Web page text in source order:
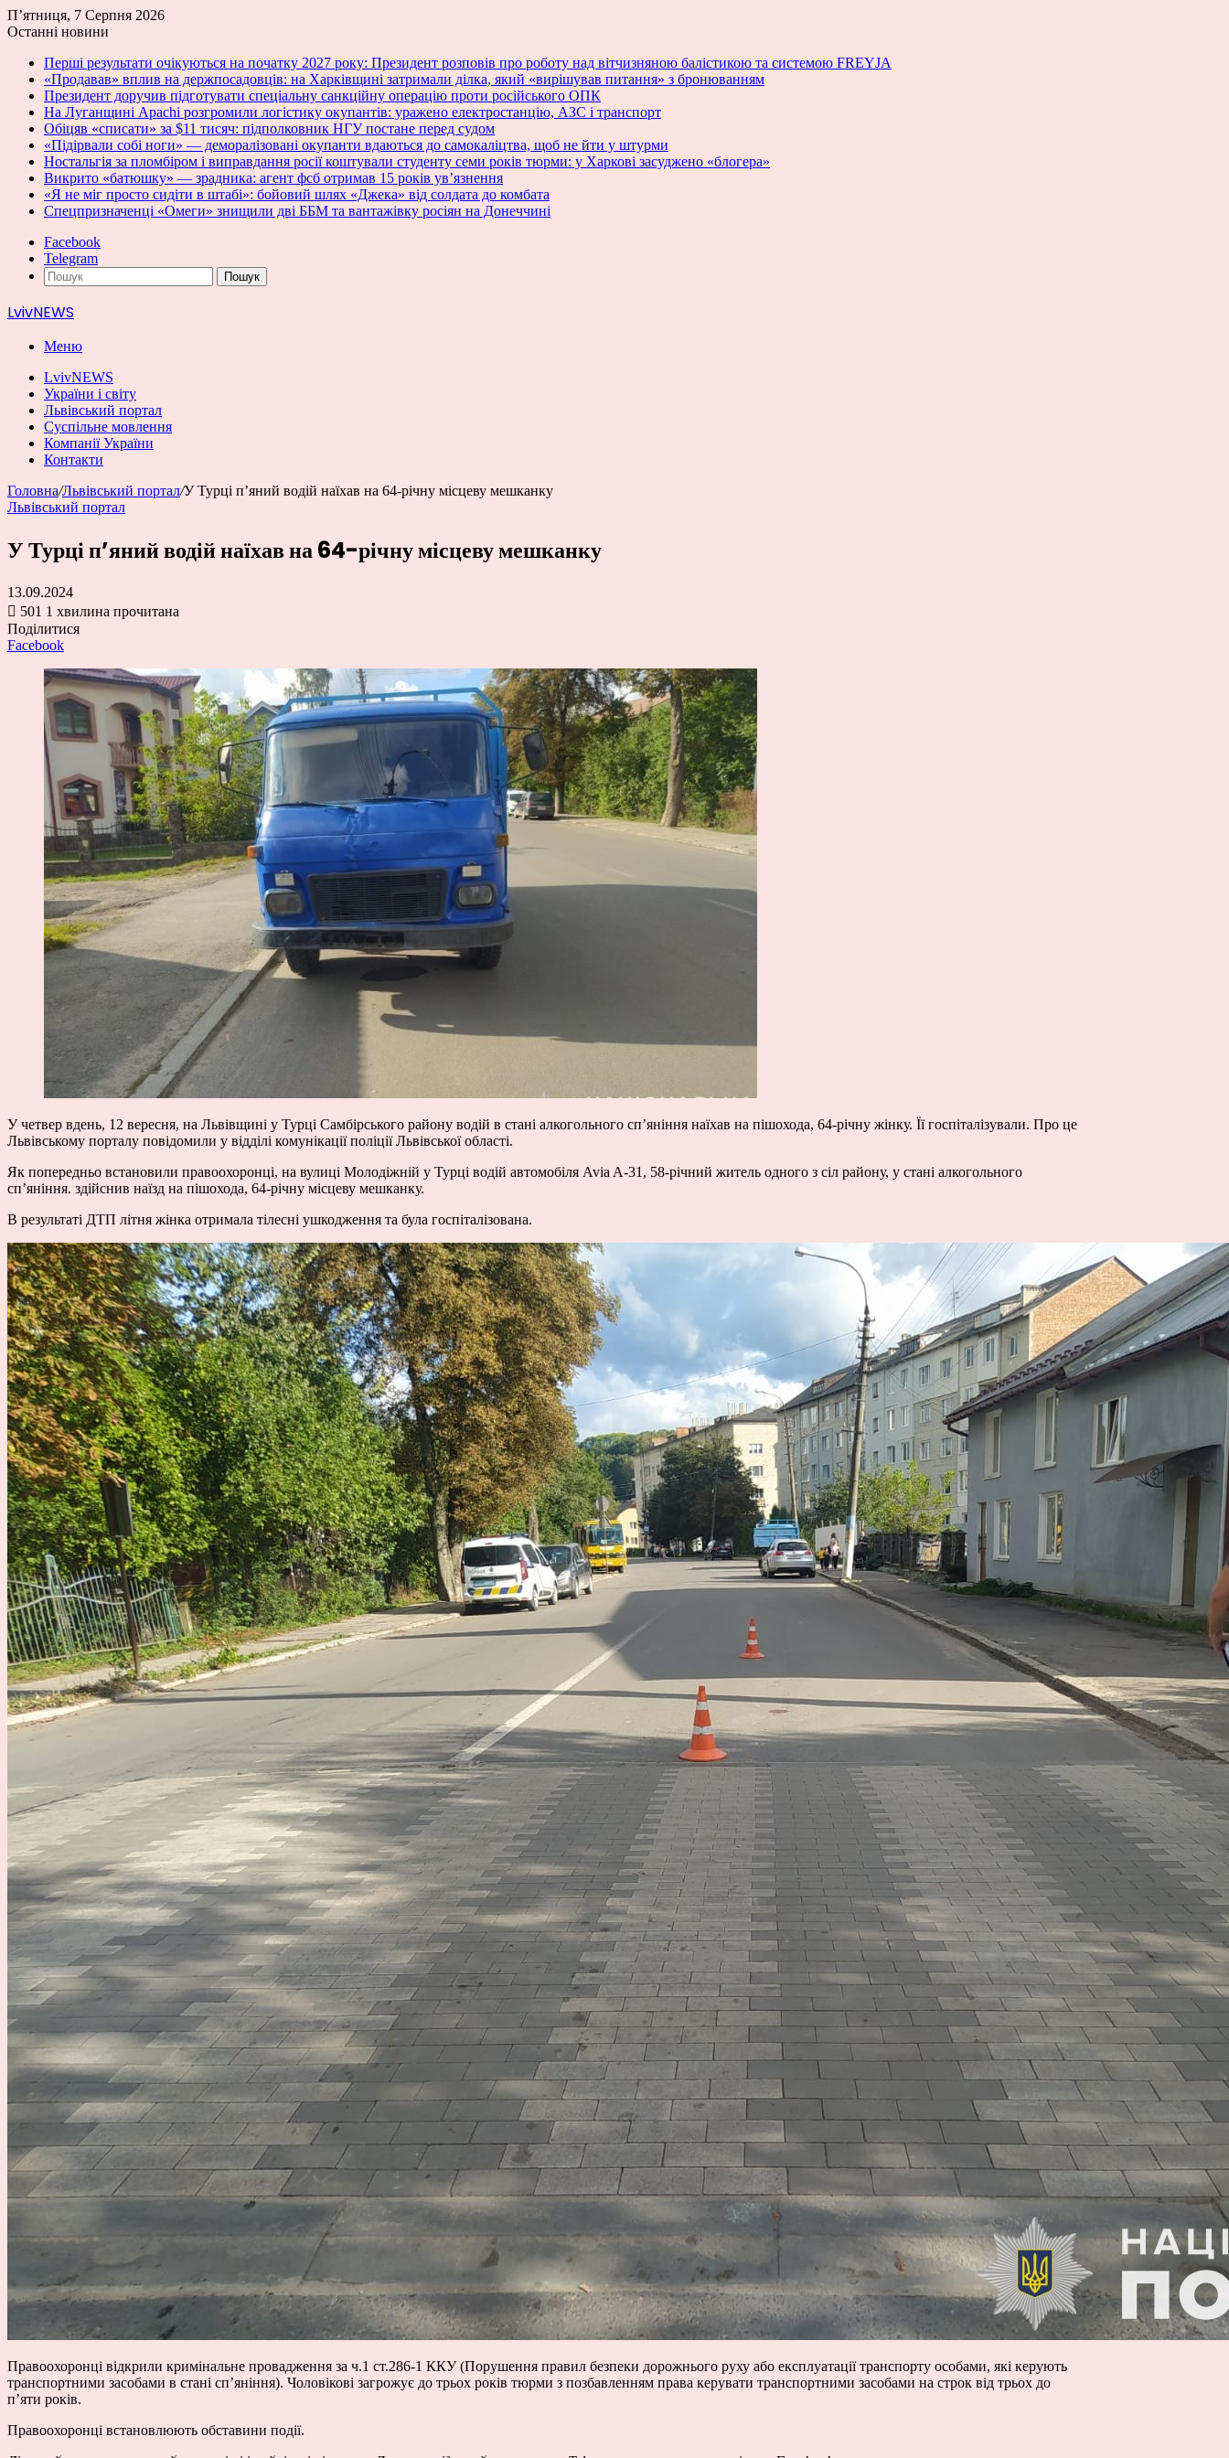
П’ятниця, 7 Серпня 2026
Останні новини
Перші результати очікуються на початку 2027 року: Президент розповів про роботу над вітчизняною балістикою та системою FREYJA
«Продавав» вплив на держпосадовців: на Харківщині затримали ділка, який «вирішував питання» з бронюванням
Президент доручив підготувати спеціальну санкційну операцію проти російського ОПК
На Луганщині Apachi розгромили логістику окупантів: уражено електростанцію, АЗС і транспорт
Обіцяв «списати» за $11 тисяч: підполковник НГУ постане перед судом
«Підірвали собі ноги» — деморалізовані окупанти вдаються до самокаліцтва, щоб не йти у штурми
Ностальгія за пломбіром і виправдання росії коштували студенту семи років тюрми: у Харкові засуджено «блогера»
Викрито «батюшку» — зрадника: агент фсб отримав 15 років ув’язнення
«Я не міг просто сидіти в штабі»: бойовий шлях «Джека» від солдата до комбата
Спецпризначенці «Омеги» знищили дві ББМ та вантажівку росіян на Донеччині
Facebook
Telegram
Пошук
LvivNEWS
Меню
LvivNEWS
України і світу
Львівський портал
Суспільне мовлення
Компанії України
Контакти
Головна/Львівський портал/У Турці п’яний водій наїхав на 64-річну місцеву мешканку
Львівський портал
У Турці п’яний водій наїхав на 64-річну місцеву мешканку
13.09.2024
501 1 хвилина прочитана
Поділитися
Facebook
У четвер вдень, 12 вересня, на Львівщині у Турці Самбірського району водій в стані алкогольного сп’яніння наїхав на пішохода, 64-річну жінку. Її госпіталізували. Про це
Львівському порталу повідомили у відділі комунікаціїполіціїЛьвівської області.
Як попередньо встановили правоохоронці, на вулиці Молодіжній у Турці водій автомобіля Avia A-31, 58-річний житель одного з сіл району, у стані алкогольного
сп’яніння. здійснив наїзд на пішохода, 64-річну місцеву мешканку.
В результаті ДТП літня жінка отримала тілесні ушкодження та була госпіталізована.
Правоохоронці відкрили кримінальне провадження за ч.1 ст.286-1 ККУ (Порушення правил безпеки дорожнього руху або експлуатації транспорту особами, які керують
транспортними засобами в стані сп’яніння). Чоловікові загрожує до трьох років тюрми з позбавленням права керувати транспортними засобами на строк від трьох до
п’яти років.
Правоохоронці встановлюють обставини події.